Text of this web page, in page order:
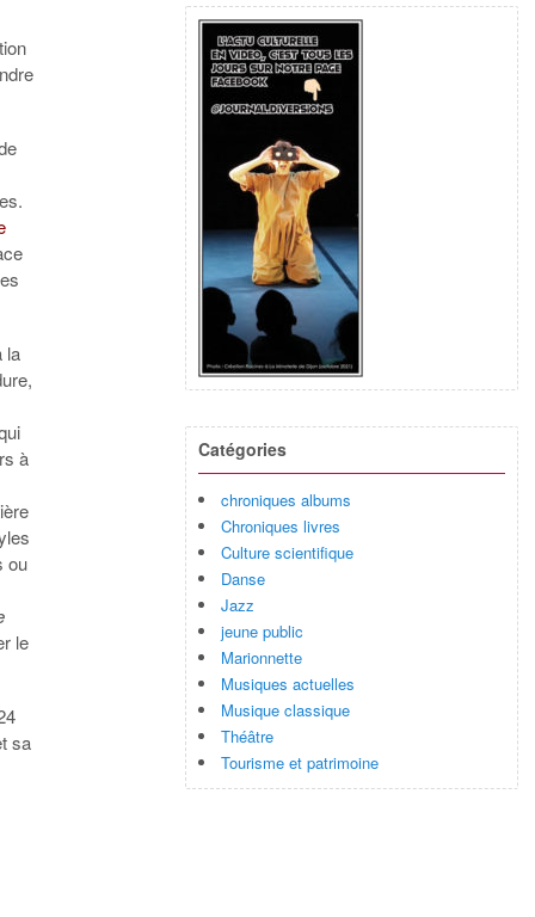
la
à
ou
le
sa
Catégories
chroniques albums
Chroniques livres
Culture scientifique
Danse
Jazz
jeune public
Marionnette
Musiques actuelles
Musique classique
Théâtre
Tourisme et patrimoine